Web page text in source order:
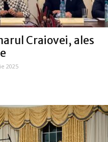
Craiovei, ales
2025